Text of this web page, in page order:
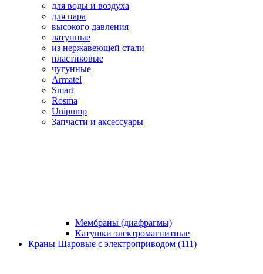
для воды и воздуха
для пара
высокого давления
латунные
из нержавеющей стали
пластиковые
чугунные
Armatel
Smart
Rosma
Unipump
Запчасти и аксессуары
Мембраны (диафрагмы)
Катушки электромагнитные
Краны Шаровые с электроприводом (111)